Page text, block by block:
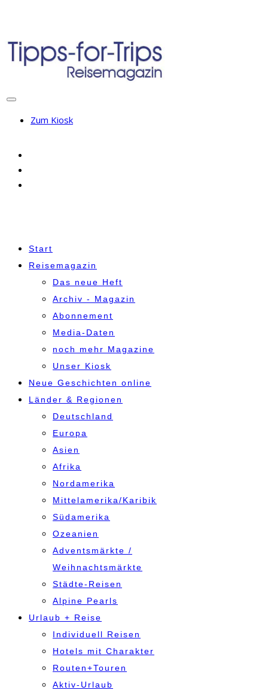
Zum Kiosk
Start
Reisemagazin
Das neue Heft
Archiv - Magazin
Abonnement
Media-Daten
noch mehr Magazine
Unser Kiosk
Neue Geschichten online
Länder & Regionen
Deutschland
Europa
Asien
Afrika
Nordamerika
Mittelamerika/Karibik
Südamerika
Ozeanien
Adventsmärkte /
Weihnachtsmärkte
Städte-Reisen
Alpine Pearls
Urlaub + Reise
Individuell Reisen
Hotels mit Charakter
Routen+Touren
Aktiv-Urlaub